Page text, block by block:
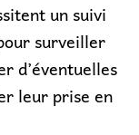
un suivi
surveiller
d’éventuelles
leur prise en